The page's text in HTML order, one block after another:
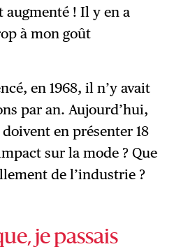
augmenté ! Il y en a
à mon goût
en 1968, il n’y avait
par an. Aujourd’hui,
en présenter 18
sur la mode ? Que
de l’industrie ?
je passais